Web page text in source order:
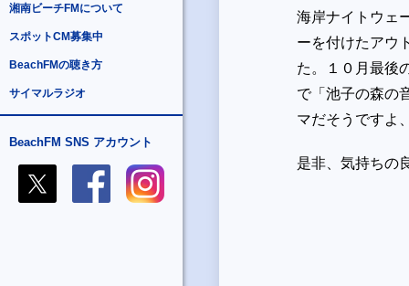
湘南ビーチFMについて
スポットCM募集中
BeachFMの聴き方
サイマルラジオ
BeachFM SNS アカウント
海岸ナイトウェ
ーを付けたアウ
た。１０月最後
で「池子の森の
マだそうですよ
是非、気持ちの